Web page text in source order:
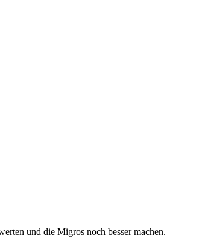
und die Migros noch besser machen.